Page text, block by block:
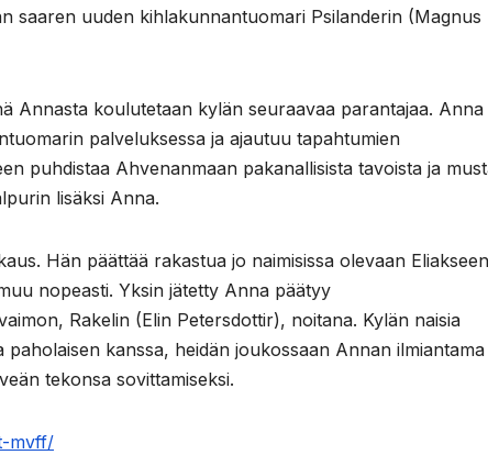
saaren uuden kihlakunnantuomari Psilanderin (Magnus
Annasta koulutetaan kylän seuraavaa parantajaa. Anna
palveluksessa ja ajautuu tapahtumien
puhdistaa Ahvenanmaan pakanallisista tavoista ja
lisäksi Anna.
Hän päättää rakastua jo naimisissa olevaan Eliakseen
nopeasti. Yksin jätetty Anna päätyy
Rakelin (Elin Petersdottir), noitana. Kylän naisia
kanssa, heidän joukossaan Annan ilmiantama
tekonsa sovittamiseksi.
mvff/